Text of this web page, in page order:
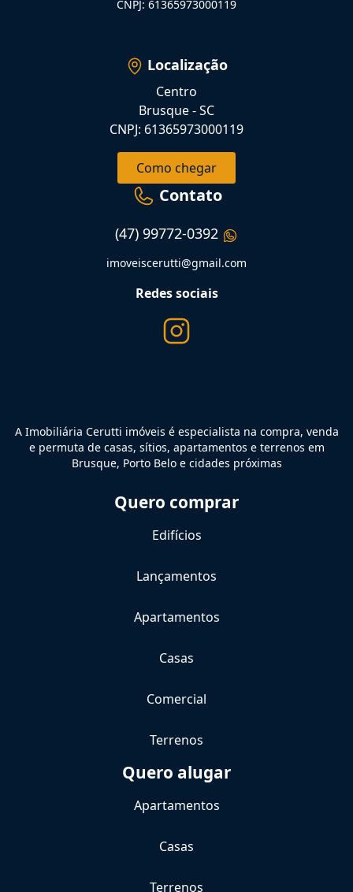
CNPJ: 61365973000119
Localização
Centro
Brusque - SC
CNPJ: 61365973000119
Como chegar
Contato
(47) 99772-0392
imoveiscerutti@gmail.com
Redes sociais
A Imobiliária Cerutti imóveis é especialista na compra, venda
e permuta de casas, sítios, apartamentos e terrenos em
Brusque, Porto Belo e cidades próximas
Quero comprar
Edifícios
Lançamentos
Apartamentos
Casas
Comercial
Terrenos
Quero alugar
Apartamentos
Casas
Terrenos